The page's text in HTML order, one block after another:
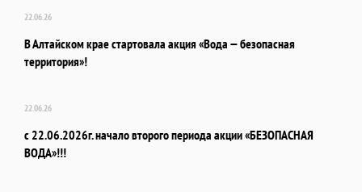
22.06.26
В Алтайском крае стартовала акция «Вода — безопасная
территория»!
22.06.26
с 22.06.2026г. начало второго периода акции «БЕЗОПАСНАЯ
ВОДА»!!!